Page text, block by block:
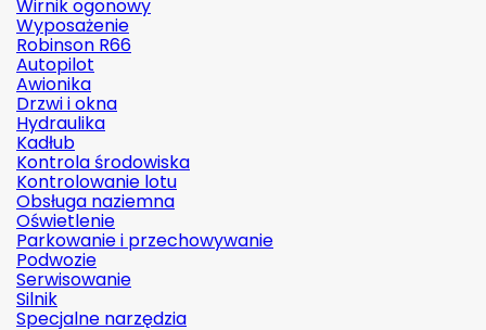
Wirnik ogonowy
Wyposażenie
Robinson R66
Autopilot
Awionika
Drzwi i okna
Hydraulika
Kadłub
Kontrola środowiska
Kontrolowanie lotu
Obsługa naziemna
Oświetlenie
Parkowanie i przechowywanie
Podwozie
Serwisowanie
Silnik
Specjalne narzędzia